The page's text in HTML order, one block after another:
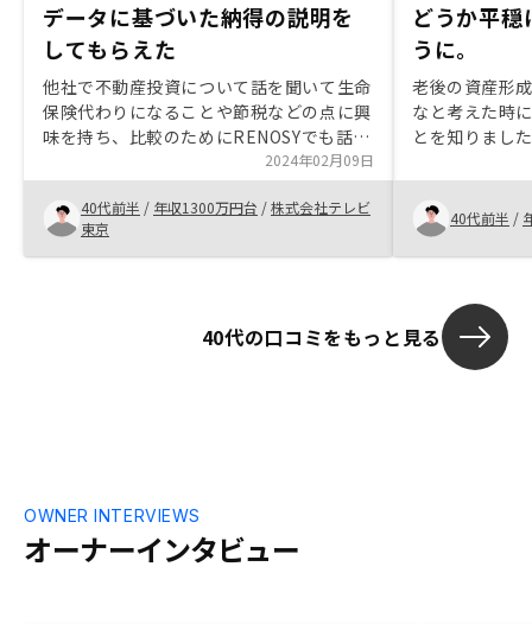
データに基づいた納得の説明を
してもらえた
他社で不動産投資について話を聞いて生命
保険代わりになることや節税などの点に興
味を持ち、比較のためにRENOSYでも話を
聞きました。 最初から比較の為だとお伝
えしましたが、一切嫌な顔もせず誠実に対
応して頂けました。 不動産なので物件価
値の値下がりなど不安な点もありました
が、1つ1つデータをもとに論理的に説明
でスケジュール調整もしやすく非常に助か
2024年02月09日
40代前半 / 年収1300万円台 /株式会社テレビ
東京
どうか平
うに。
老後の資産形
なと考えた時
とを知りまし
たが、回数を
解が深まりま
ばそうではな
してくれる体
40代前半 /
40代の口コミをもっと見る
オーナーインタビュー
OWNER INTERVIEWS